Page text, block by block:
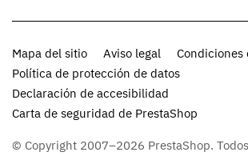
Mapa del sitio Aviso legal
Condiciones
Política de protección de datos
Declaración de accesibilidad
Carta de seguridad de PrestaShop
© Copyright 2007–2026 PrestaShop.